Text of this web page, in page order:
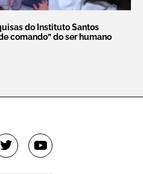
do Instituto Santos
comando” do ser humano